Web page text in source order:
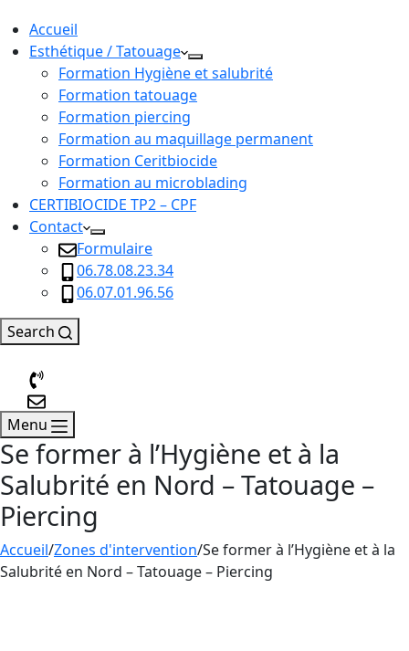
Accueil
Esthétique / Tatouage
Formation Hygiène et salubrité
Formation tatouage
Formation piercing
Formation au maquillage permanent
Formation Ceritbiocide
Formation au microblading
CERTIBIOCIDE TP2 – CPF
Contact
Formulaire
06.78.08.23.34
06.07.01.96.56
Search
Menu
Se former à l’Hygiène et à la
Salubrité en Nord – Tatouage –
Piercing
Accueil/Zones d'intervention/Se former à l’Hygiène et à la
Salubrité en Nord – Tatouage – Piercing